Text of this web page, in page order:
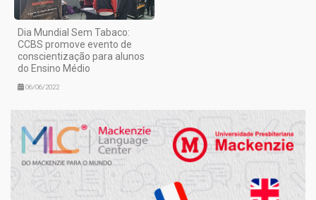
Dia Mundial Sem Tabaco:
CCBS promove evento de
conscientização para alunos
do Ensino Médio
06/06/2022